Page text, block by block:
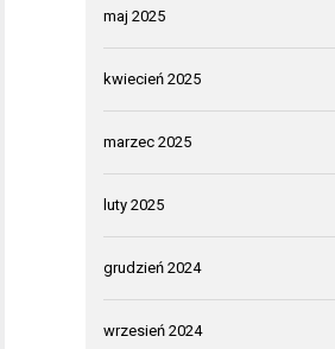
maj 2025
kwiecień 2025
marzec 2025
luty 2025
grudzień 2024
wrzesień 2024